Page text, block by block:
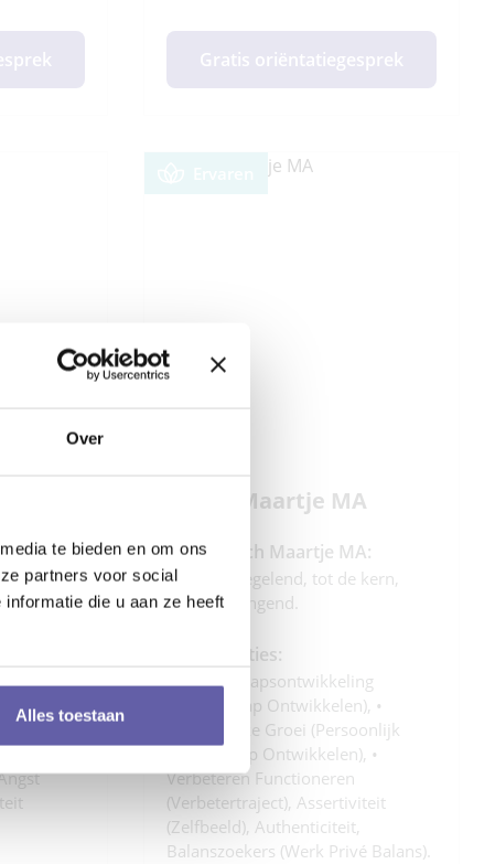
Over
te bieden en om ons
partners voor social
die u aan ze heeft
Alles toestaan
Gratis oriëntatiegesprek
•
Coach Maartje MA
Dit is Coach Maartje MA:
Warm, spiegelend, tot de kern,
vooruitbrengend.
Specialisaties:
• Leiderschapsontwikkeling
(leiderschap Ontwikkelen), •
Persoonlijke Groei (persoonlijk
Leiderschap Ontwikkelen), •
Verbeteren Functioneren
(verbetertraject), Assertiviteit
(zelfbeeld), Authenticiteit,
Balanszoekers (werk Privé Balans).